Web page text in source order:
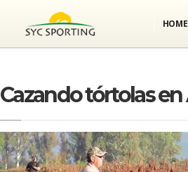
HOME
Cazando tórtolas